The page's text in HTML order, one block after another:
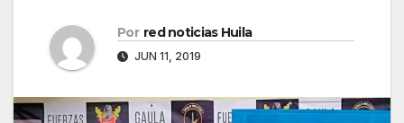
Por red noticias Huila
JUN 11, 2019